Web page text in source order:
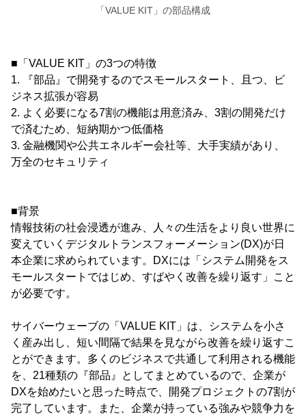
「VALUE KIT」の部品構成
■「VALUE KIT」の3つの特徴
1. 『部品』で開発するのでスモールスタート、且つ、ビ
ジネス拡張が容易
2. よく必要になる7割の機能は用意済み、3割の開発だけ
で済むため、短納期かつ低価格
3. 金融機関や公共エネルギー会社等、大手実績があり、
万全のセキュリティ
■背景
情報技術の社会浸透が進み、人々の生活をより良い世界に
変えていくデジタルトランスフォーメーション(DX)が日
本企業に求められています。DXには「システム開発をス
モールスタートではじめ、すばやく改善を繰り返す」こと
が必要です。
サイバーウェーブの「VALUE KIT」は、システムを小さ
く産み出し、短い間隔で結果を見ながら改善を繰り返すこ
とができます。多くのビジネスで共通して利用される機能
を、21種類の『部品』としてまとめているので、企業が
DXを始めたいと思った時点で、開発プロジェクトの7割が
完了しています。また、企業が持っている強みや競争力を